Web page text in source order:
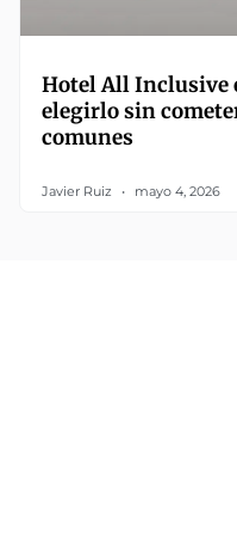
Hotel All Inclusive
elegirlo sin
comunes
Javier Ruiz mayo 4, 2026